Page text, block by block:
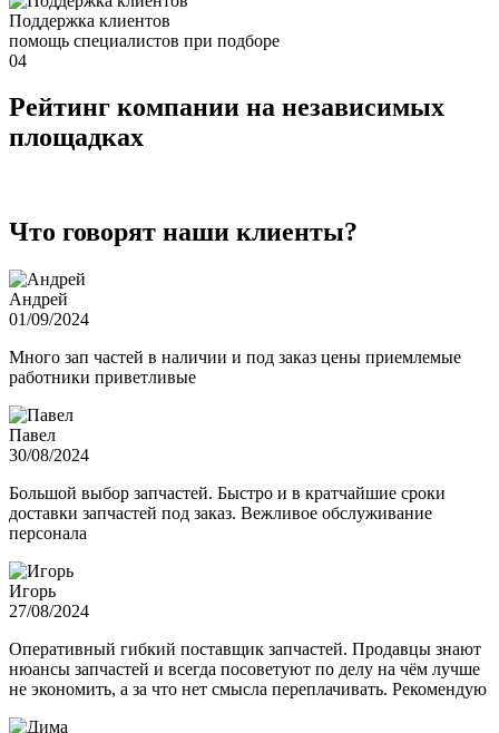
Поддержка клиентов
помощь специалистов при подборе
04
Рейтинг компании на независимых
площадках
Что говорят наши клиенты?
Андрей
01/09/2024
Много зап частей в наличии и под заказ цены приемлемые
работники приветливые
Павел
30/08/2024
Большой выбор запчастей. Быстро и в кратчайшие сроки
доставки запчастей под заказ. Вежливое обслуживание
персонала
Игорь
27/08/2024
Оперативный гибкий поставщик запчастей. Продавцы знают
нюансы запчастей и всегда посоветуют по делу на чём лучше
не экономить, а за что нет смысла переплачивать. Рекомендую